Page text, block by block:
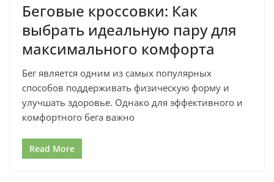
Беговые кроссовки: Как
выбрать идеальную пару для
максимального комфорта
Бег является одним из самых популярных
способов поддерживать физическую форму и
улучшать здоровье. Однако для эффективного и
комфортного бега важно
Read More